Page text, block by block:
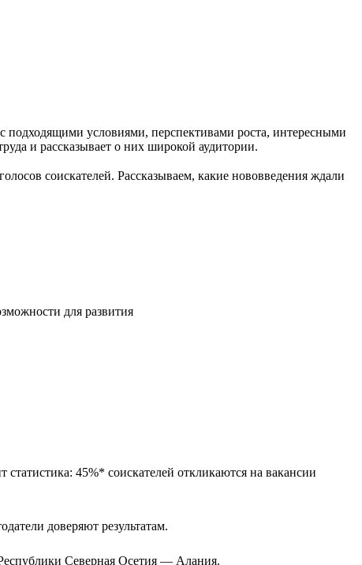
подходящими условиями, перспективами роста, интересными
и рассказывает о них широкой аудитории.
соискателей. Рассказываем, какие нововведения ждали
для развития
45%* соискателей откликаются на вакансии
доверяют результатам.
Северная Осетия — Алания.